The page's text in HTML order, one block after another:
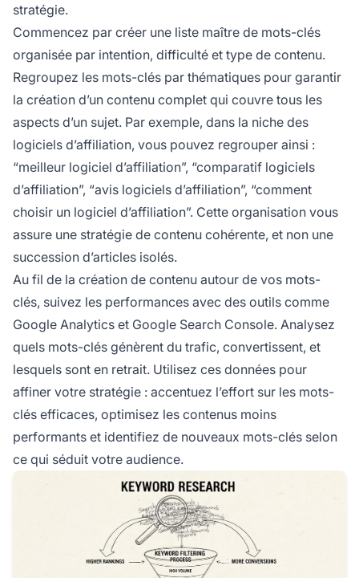
stratégie.
Commencez par créer une liste maître de mots-clés
organisée par intention, difficulté et type de contenu.
Regroupez les mots-clés par thématiques pour garantir
la création d’un contenu complet qui couvre tous les
aspects d’un sujet. Par exemple, dans la niche des
logiciels d’affiliation, vous pouvez regrouper ainsi :
“meilleur logiciel d’affiliation”, “comparatif logiciels
d’affiliation”, “avis logiciels d’affiliation”, “comment
choisir un logiciel d’affiliation”. Cette organisation vous
assure une stratégie de contenu cohérente, et non une
succession d’articles isolés.
Au fil de la création de contenu autour de vos mots-
clés, suivez les performances avec des outils comme
Google Analytics et Google Search Console. Analysez
quels mots-clés génèrent du trafic, convertissent, et
lesquels sont en retrait. Utilisez ces données pour
affiner votre stratégie : accentuez l’effort sur les mots-
clés efficaces, optimisez les contenus moins
performants et identifiez de nouveaux mots-clés selon
ce qui séduit votre audience.